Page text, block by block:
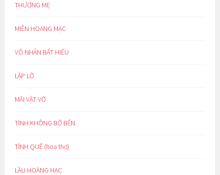
THƯƠNG MẸ
MIỀN HOANG MẠC
VÔ NHÂN BẤT HIẾU
LẬP LỜ
MÃI VẬT VỜ
TÌNH KHÔNG BỜ BẾN
TÌNH QUÊ (hoạ thơ)
LẦU HOÀNG HẠC